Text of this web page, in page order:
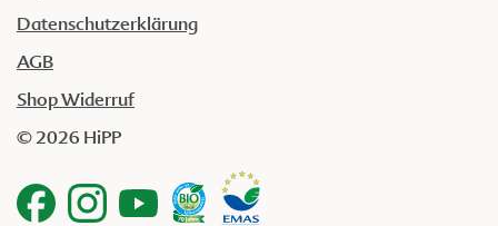
Datenschutzerklärung
AGB
Shop Widerruf
© 2026 HiPP